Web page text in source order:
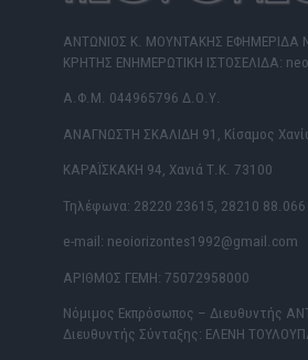
ΑΝΤΩΝΙΟΣ Κ. ΜΟΥΝΤΑΚΗΣ ΕΦΗΜΕΡΙΔΑ
ΚΡΗΤΗΣ ΕΝΗΜΕΡΩΤΙΚΗ ΙΣΤΟΣΕΛΙΔΑ:
Α.Φ.Μ. 044965796 Δ.Ο.Υ.
ΑΝΑΓΝΩΣΤΗ ΣΚΑΛΙΔΗ 91, Κίσαμος
ΚΑΡΑΪΣΚΑΚΗ 94, Χανιά Τ.Κ. 73100
Τηλέφωνα: 28220 23615, 28210 88.066
e-mail: neoiorizontes1992@gmail.com
ΑΡΙΘΜΟΣ ΓΕΜΗ: 75072958000
Νόμιμος Εκπρόσωπος – Διευθυντής
Διευθυντής Σύνταξης: ΕΛΕΝΗ